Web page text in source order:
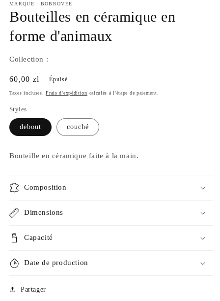
une
fenêtre
modale
MARQUE : BOBROVEE
Bouteilles en céramique en
forme d'animaux
Collection :
Prix
habituel
60,00 zl Épuisé
Taxes incluses.Frais d'expédition calculés à l'étape de paiement.
Styles
debout couché
Bouteille en céramique faite à la main.
Composition
Dimensions
Capacité
Date de production
Partager